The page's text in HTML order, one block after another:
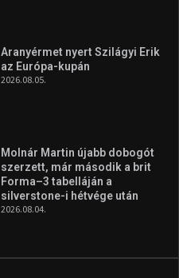
Aranyérmet nyert Szilágyi Erik
az Európa-kupán
2026.08.05.
Molnár Martin újabb dobogót
szerzett, már második a brit
Forma–3 tabelláján a
silverstone-i hétvége után
2026.08.04.